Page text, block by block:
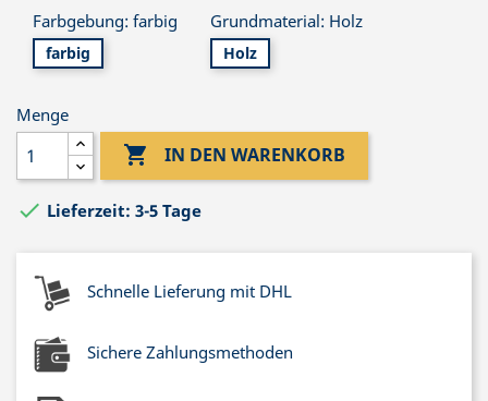
Farbgebung: farbig
farbig
Grundmaterial: Holz
Holz
Menge
 IN DEN WARENKORB
 Lieferzeit: 3-5 Tage
Schnelle Lieferung mit DHL
Sichere Zahlungsmethoden